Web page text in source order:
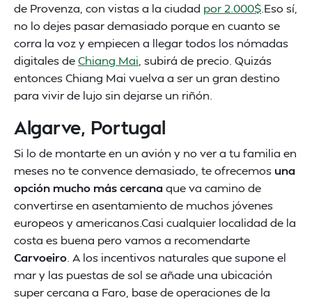
de Provenza, con vistas a la ciudad por 2.000$ .Eso sí,
no lo dejes pasar demasiado porque en cuanto se
corra la voz y empiecen a llegar todos los nómadas
digitales deChiang Mai , subirá de precio. Quizás
entonces Chiang Mai vuelva a ser un gran destino
para vivir de lujo sin dejarse un riñón.
Algarve, Portugal
Si lo de montarte en un avión y no ver a tu familia en
meses no te convence demasiado, te ofrecemosuna
opción mucho más cercana que va camino de
convertirse en asentamiento de muchos jóvenes
europeos y americanos.Casi cualquier localidad de la
costa es buena pero vamos a recomendarte
Carvoeiro . A los incentivos naturales que supone el
mar y las puestas de sol se añade una ubicación
super cercana a Faro, base de operaciones de la